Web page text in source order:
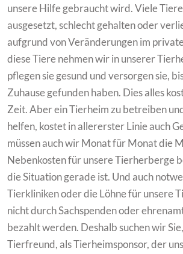
unsere Hilfe gebraucht wird. Viele
ausgesetzt, schlecht gehalten oder
aufgrund von Veränderungen im
diese Tiere nehmen wir in unserer
pflegen sie gesund und versorgen sie,
Zuhause gefunden haben. Dies alles
Zeit. Aber ein Tierheim zu betreiben
helfen, kostet in allererster Linie auch
müssen auch wir Monat für Monat die
Nebenkosten für unsere Tierherberge
die Situation gerade ist. Und auch
Tierkliniken oder die Löhne für unsere
nicht durch Sachspenden oder
bezahlt werden. Deshalb suchen wir
Tierfreund, als Tierheimsponsor, der